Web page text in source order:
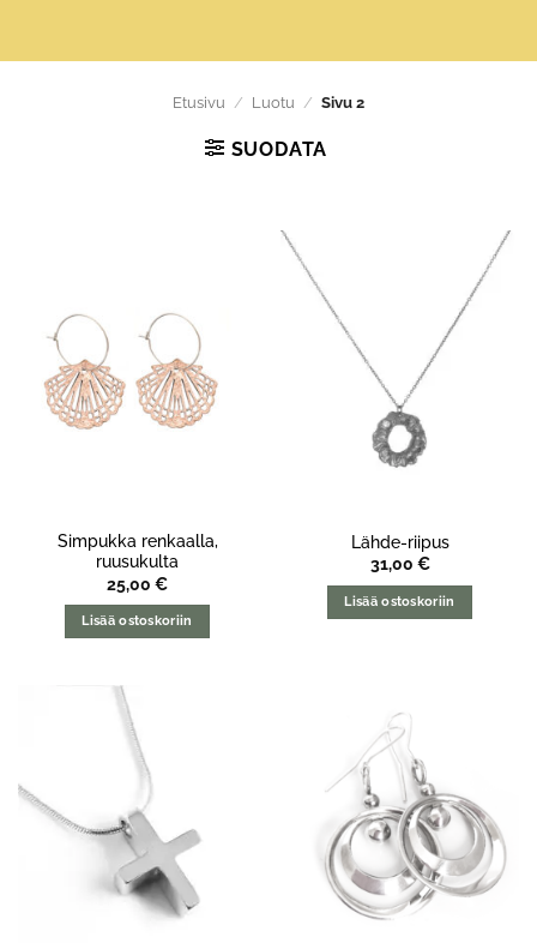
Etusivu / Luotu / Sivu 2
SUODATA
Simpukka renkaalla,
ruusukulta
25,00 €
Lisää ostoskoriin
Lähde-riipus
31,00 €
Lisää ostoskoriin